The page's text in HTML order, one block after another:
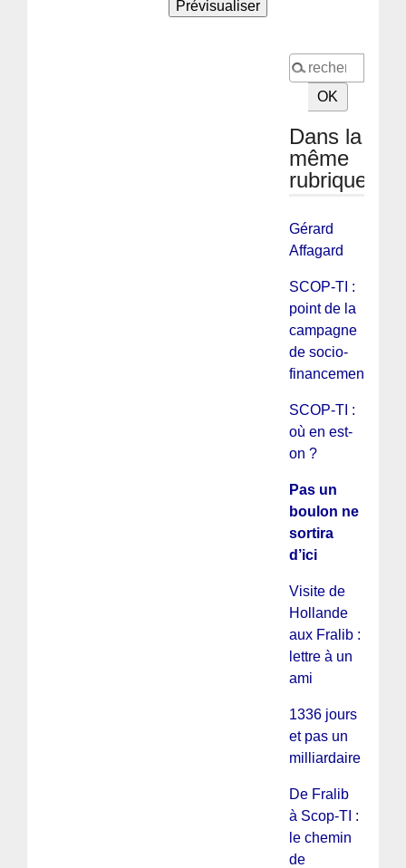
Dans la
même
rubrique
Gérard
Affagard
SCOP-TI :
point de la
campagne
de socio-
financement
SCOP-TI :
où en est-
on ?
Pas un
boulon ne
sortira
d’ici
Visite de
Hollande
aux Fralib :
lettre à un
ami
1336 jours
et pas un
milliardaire
De Fralib
à Scop-TI :
le chemin
de